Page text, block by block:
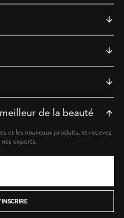
de la beauté
et les nouveaux produits, et recevez
experts.